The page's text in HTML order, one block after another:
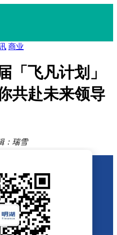
商业
「飞凡计划」
共赴未来领导
：瑞雪